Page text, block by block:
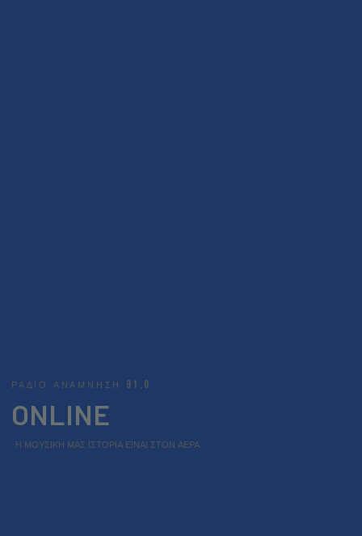
ΡΑΔΙΟ ΑΝΑΜΝΗΣΗ 91,0
ONLINE
Η ΜΟΥΣΙΚΗ ΜΑΣ ΙΣΤΟΡΙΑ ΕΙΝΑΙ ΣΤΟΝ ΑΕΡΑ